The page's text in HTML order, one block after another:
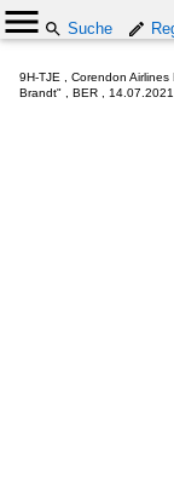
Suche
9H-TJE , Corendon
Brandt" , BER , 14.07.2021 ,